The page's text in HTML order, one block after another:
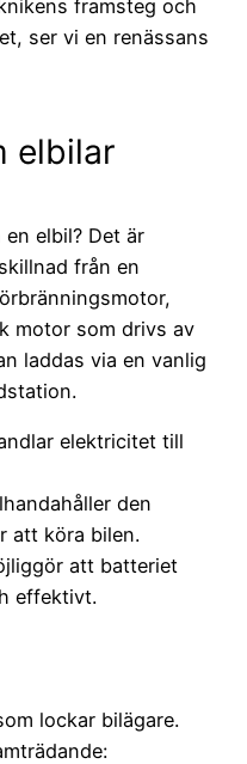
framsteg och
ser vi en renässans
elbilar
elbil? Det är
från en
motor som drivs av
laddas via en vanlig
elektricitet till
den
att köra bilen.
att batteriet
effektivt.
lockar bilägare.